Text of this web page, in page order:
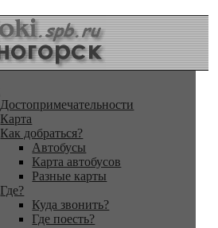
Достопримечательности
Карта
Как добраться?
Автобусы
Карта автобусов
Разные карты
Где?
Куда звонить?
Где поесть?